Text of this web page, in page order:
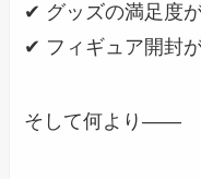
✔ グッズの満足度
✔ フィギュア開封
そして何より――